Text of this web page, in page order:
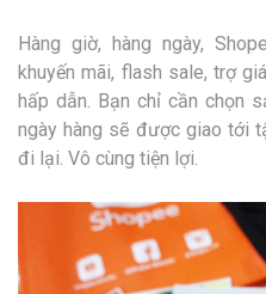
Hàng giờ, hàng ngày,
khuyến mãi, flash sale, trợ
hấp dẫn. Bạn chỉ cần chọn
ngày hàng sẽ được giao tới
đi lại. Vô cùng tiện lợi.